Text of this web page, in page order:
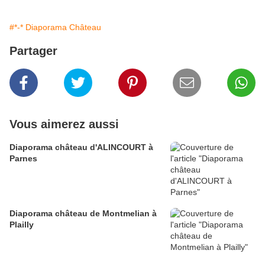
#*-* Diaporama Château
Partager
Vous aimerez aussi
Diaporama château d'ALINCOURT à
Parnes
Diaporama château de Montmelian à
Plailly